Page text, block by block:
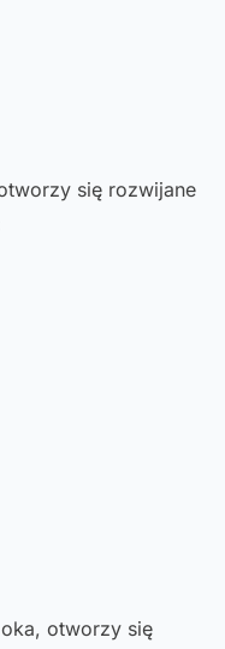
się rozwijane
otworzy się